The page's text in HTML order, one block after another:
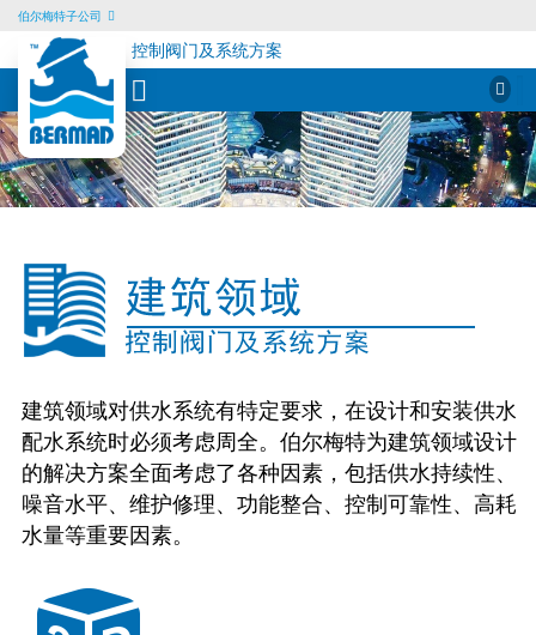
Skip
to
content
伯尔梅特子公司
控制阀门及系统方案
for:
筑
领
域
供
建筑领域对供水系统有特定要求，在设计和安装供水
配水系统时必须考虑周全。伯尔梅特为建筑领域设计
的解决方案全面考虑了各种因素，包括供水持续性、
噪音水平、维护修理、功能整合、控制可靠性、高耗
水量等重要因素。